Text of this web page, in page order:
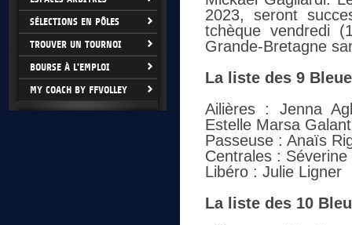
SÉLECTIONS EN PÔLES
TROUVER UN TOURNOI
BOURSE À L'EMPLOI
MY COACH BY FFVOLLEY
2023, seront
tchèque vendredi
Grande-Bretagne
La liste des 9
Ailières : Jenna
Estelle Marsa
Passeuse : Anaïs
Centrales :
Libéro : Julie Ligner
La liste des 10